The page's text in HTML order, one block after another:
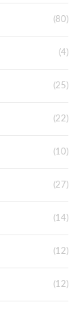
(80)
(4)
(25)
(22)
(10)
(27)
(14)
(12)
(12)